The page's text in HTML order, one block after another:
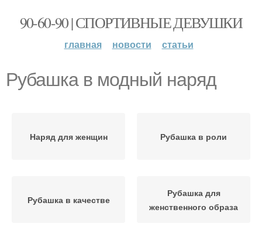
90-60-90 | СПОРТИВНЫЕ ДЕВУШКИ
главная новости статьи
Рубашка в модный наряд
Наряд для женщин Рубашка в роли
Рубашка в качестве
Рубашка для
женственного образа